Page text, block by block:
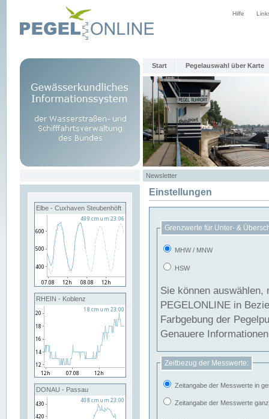
Hilfe
Start Pegelauswahl über Karte
Newsletter
Elbe - Cuxhaven Steubenhöft
RHEIN - Koblenz
DONAU - Passau
Einstellungen
Grenzwerte für Unter- &
MHW / MNW
HSW
Sie können
PEGELONLINE in Beziehung
Farbgebung der
Genauere
Zeitbezug der Messwerte:
Zeitangabe der Messwerte in
Zeitangabe der Messwerte